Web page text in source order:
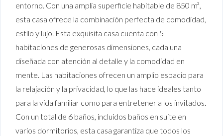
entorno. Con una amplia superficie habitable de 850 m²,
esta casa ofrece la combinación perfecta de comodidad,
estilo y lujo. Esta exquisita casa cuenta con 5
habitaciones de generosas dimensiones, cada una
diseñada con atención al detalle y la comodidad en
mente. Las habitaciones ofrecen un amplio espacio para
la relajación y la privacidad, lo que las hace ideales tanto
para la vida familiar como para entretener a los invitados.
Con un total de 6 baños, incluidos baños en suite en
varios dormitorios, esta casa garantiza que todos los